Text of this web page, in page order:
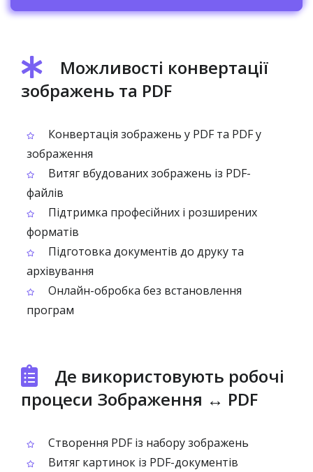
Можливості конвертації
зображень та PDF
Конвертація зображень у PDF та PDF у
зображення
Витяг вбудованих зображень із PDF-
файлів
Підтримка професійних і розширених
форматів
Підготовка документів до друку та
архівування
Онлайн-обробка без встановлення
програм
Де використовують робочі
процеси Зображення ↔ PDF
Створення PDF із набору зображень
Витяг картинок із PDF-документів